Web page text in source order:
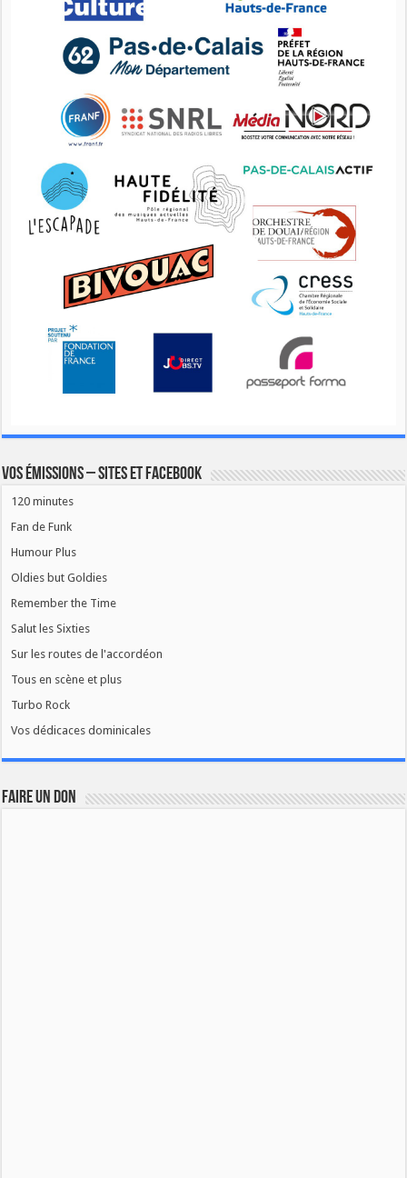
Vos émissions – Sites et Facebook
120 minutes
Fan de Funk
Humour Plus
Oldies but Goldies
Remember the Time
Salut les Sixties
Sur les routes de l'accordéon
Tous en scène et plus
Turbo Rock
Vos dédicaces dominicales
FAIRE UN DON